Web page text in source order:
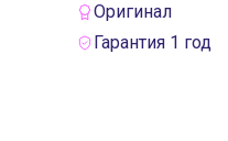
Оригинал
Гарантия 1 год